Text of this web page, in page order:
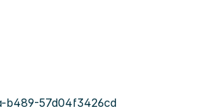
b489-57d04f3426cd